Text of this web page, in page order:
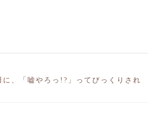
に、「嘘やろっ!?」ってびっくりされ